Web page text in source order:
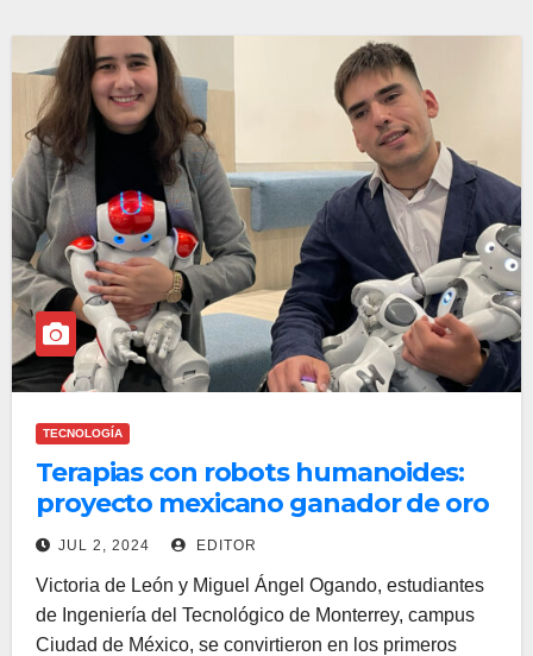
TECNOLOGÍA
Terapias con robots humanoides:
proyecto mexicano ganador de oro
por la UNESCO
JUL 2, 2024 EDITOR
Victoria de León y Miguel Ángel Ogando, estudiantes
de Ingeniería del Tecnológico de Monterrey, campus
Ciudad de México, se convirtieron en los primeros